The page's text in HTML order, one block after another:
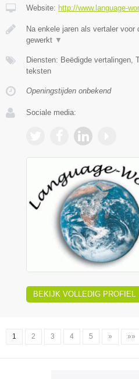
Website: http://www.language-
Na enkele jaren als vertaler
gewerkt ▼
Diensten: Beëdigde vertalingen,
teksten
Openingstijden onbekend
Sociale media:
BEKIJK VOLLEDIG PROFIEL
1 2 3 4 5 » »»